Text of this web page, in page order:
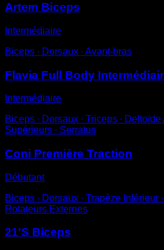
Artem Biceps
Intermédiaire
Biceps ∙ Dorsaux ∙ Avant-bras
Flavia Full Body
Intermédiaire
Biceps ∙ Dorsaux ∙ Triceps ∙
Supérieurs ∙ Serratus
Coni Première Traction
Débutant
Biceps ∙ Dorsaux ∙ Trapèze Inférieur
Rotateurs Externes
21'S Biceps